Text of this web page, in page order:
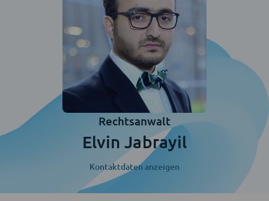
Rechtsanwalt
Elvin Jabrayil
Kontaktdaten anzeigen